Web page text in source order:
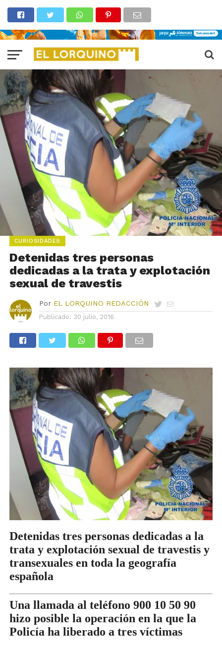
CURIOSIDADES
Detenidas tres personas
dedicadas a la trata y explotación
sexual de travestis
Por EL LORQUINO REDACCIÓN
Publicado: 30 julio, 2016
Detenidas tres personas dedicadas a la
trata y explotación sexual de travestis y
transexuales en toda la geografía
española
Una llamada al teléfono 900 10 50 90
hizo posible la operación en la que la
Policía ha liberado a tres víctimas